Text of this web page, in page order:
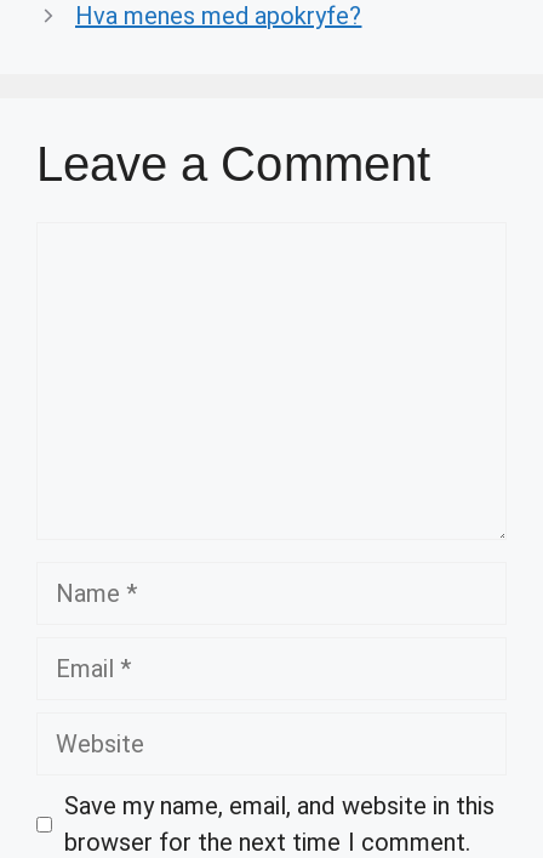
Hva menes med apokryfe?
Leave a Comment
Name
Email
Website
Save my name, email, and website in this
browser for the next time I comment.